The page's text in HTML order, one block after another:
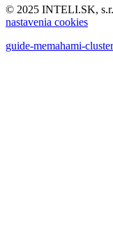
© 2025 INTELI.SK,
nastavenia cookies
guide-memahami-